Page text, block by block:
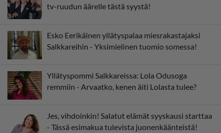
tv-ruudun äärelle tästä syystä!
Esko Eerikäinen yllätyspalaa miesrakastajaksi
Salkkareihin - Yksimielinen tuomio somessa!
Yllätyspommi Salkkareissa: Lola Odusoga
remmiin - Arvaatko, kenen äiti Lolasta tulee?
Jes, vihdoinkin! Salatut elämät syyskausi starttaa
- Tässä esimakua tulevista juonenkäänteistä!